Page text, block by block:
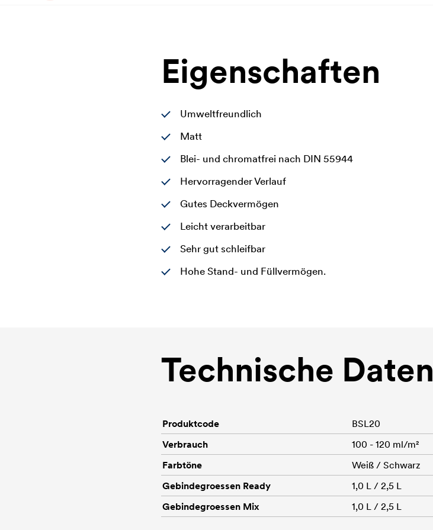
Eigenschaften
Umweltfreundlich
Matt
Blei- und chromatfrei nach DIN 55944
Hervorragender Verlauf
Gutes Deckvermögen
Leicht verarbeitbar
Sehr gut schleifbar
Hohe Stand- und Füllvermögen.
Technische Daten
Produktcode
BSL20
Verbrauch
100 - 120 ml/m²
Farbtöne
Weiß / Schwarz
Gebindegroessen Ready
1,0 L / 2,5 L
Gebindegroessen Mix
1,0 L / 2,5 L